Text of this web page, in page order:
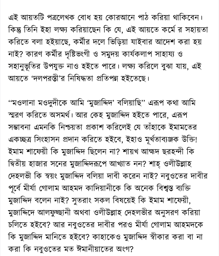
এই আয়তটি পত্রলেখক বোধ হয় কোরআনে পাঠ করিয়া থাকিবেন।
কিন্তু তিনি ইহা লক্ষ্য করিয়াছেন কি যে, এই আয়তে কর্মে র সহায়তা
করিতে বলা হইয়াছে, কর্মীর দলে ভিড়িয়া যাইবার আদেশ করা হয়
নাই? কারণ কর্মীর দৃষ্টিভংগী ও সমুদয় কার্যকলাপ সাহায্য ও
সহানুভূতির উপযুক্ত নাও হইতে পারে। লক্ষ্য করিলে বুঝা যায়, এই
আয়তে ‘দলপরস্তী’র নিষিদ্ধতা প্রতিপন্ন হইতেছে।
‘‘মওলানা মওদুদীকে আমি ‘মুজাদ্দিদ’ বলিয়াছি’’ এরূপ কথা আমি
স্মরণ করিতে অসমর্থ। আর কেহ মুজাদ্দিদ হইতে পারে, এরূপ
সম্ভাবনা এমনকি নিশ্চয়তা প্রকাশ করিলেই যে তাঁহাকে ইমামতের
একচ্ছত্র সিংহাসন প্রদান করিতে হইবে, ইহাও মূর্খতাব্যঞ্জক উক্তি!
ইমাম শাফেয়ী কি মুজাদ্দিদ ছিলেন না? শায়খ আহ্মদ ছরহন্দী কি
দ্বিতীয় হাজার সনের মুজাদ্দিদরূপে আখ্যাত নন? শাহ্ ওলীউল্লাহ
দেহলভী কি স্বয়ং মুজাদ্দিদ বলিয়া দাবী করেন নাই? নবুওতের দাবীর
পূর্বে মীর্যা গোলাম আহমদ কাদিয়ানীকে কি অনেক বিশ্বস্ত ব্যক্তি
মুজাদ্দিদ বলেন নাই? সুতরাং সকল বিষয়েই কি ইমাম শাফেয়ী,
মুজাদ্দিদে আলফুছ্ছানী অথবা ওলীউল্লাহ দেহলভীর অনুসরণ করিয়া
চলিতে হইবে? আর নবুওতের দাবীর পরও মীর্যা গোলাম আহমদকে
কি মুজাদ্দিদ মানিতে হইবে? কাহাকেও মুজাদ্দিদ স্বীকার করা বা না
করা কি নবুওতের মত ঈমানীয়াতের অংগ?